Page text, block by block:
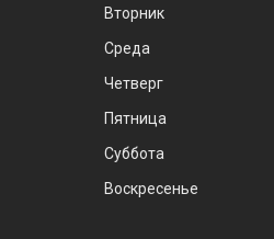
Вторник
Среда
Четверг
Пятница
Суббота
Воскресенье